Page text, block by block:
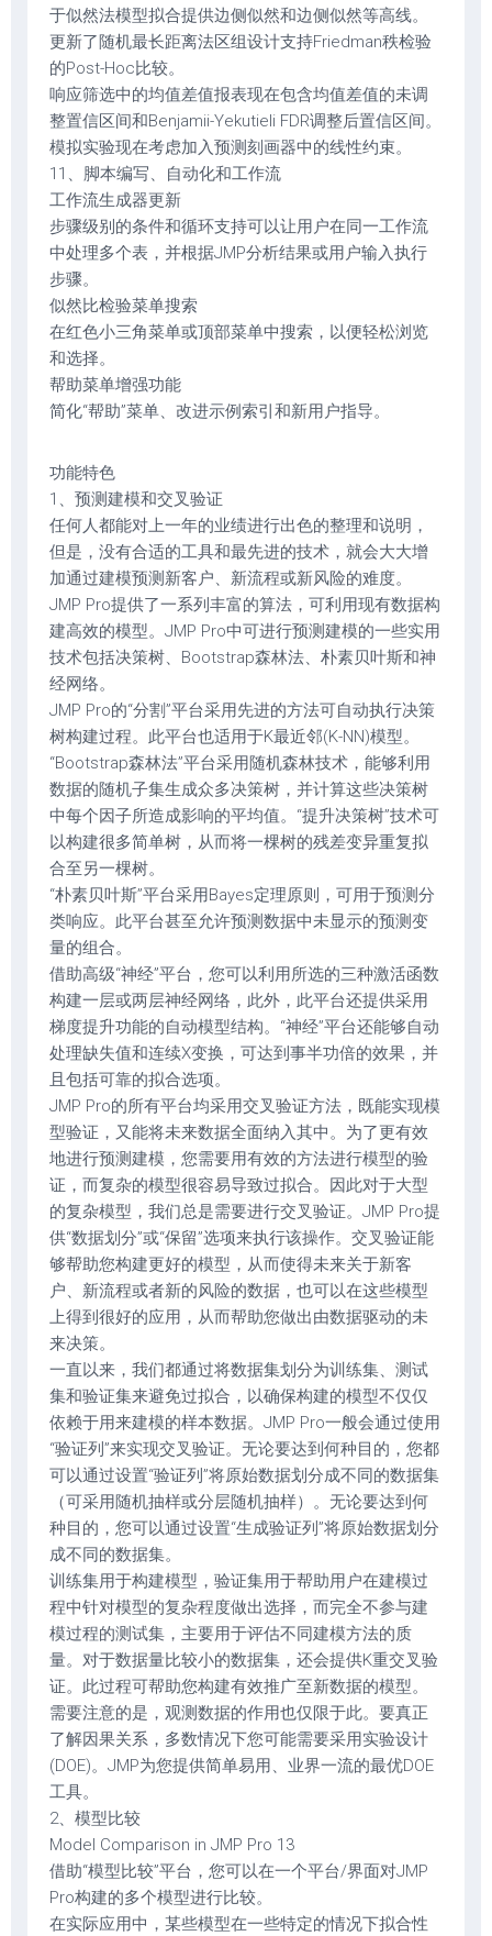
于似然法模型拟合提供边侧似然和边侧似然等高线。
更新了随机最长距离法区组设计支持Friedman秩检验
的Post-Hoc比较。
响应筛选中的均值差值报表现在包含均值差值的未调
整置信区间和Benjamii-Yekutieli FDR调整后置信区间。
模拟实验现在考虑加入预测刻画器中的线性约束。
11、脚本编写、自动化和工作流
工作流生成器更新
步骤级别的条件和循环支持可以让用户在同一工作流
中处理多个表，并根据JMP分析结果或用户输入执行
步骤。
似然比检验菜单搜索
在红色小三角菜单或顶部菜单中搜索，以便轻松浏览
和选择。
帮助菜单增强功能
简化“帮助”菜单、改进示例索引和新用户指导。
功能特色
1、预测建模和交叉验证
任何人都能对上一年的业绩进行出色的整理和说明，
但是，没有合适的工具和最先进的技术，就会大大增
加通过建模预测新客户、新流程或新风险的难度。
JMP Pro提供了一系列丰富的算法，可利用现有数据构
建高效的模型。JMP Pro中可进行预测建模的一些实用
技术包括决策树、Bootstrap森林法、朴素贝叶斯和神
经网络。
JMP Pro的“分割”平台采用先进的方法可自动执行决策
树构建过程。此平台也适用于K最近邻(K-NN)模型。
“Bootstrap森林法”平台采用随机森林技术，能够利用
数据的随机子集生成众多决策树，并计算这些决策树
中每个因子所造成影响的平均值。“提升决策树”技术可
以构建很多简单树，从而将一棵树的残差变异重复拟
合至另一棵树。
“朴素贝叶斯”平台采用Bayes定理原则，可用于预测分
类响应。此平台甚至允许预测数据中未显示的预测变
量的组合。
借助高级“神经”平台，您可以利用所选的三种激活函数
构建一层或两层神经网络，此外，此平台还提供采用
梯度提升功能的自动模型结构。“神经”平台还能够自动
处理缺失值和连续X变换，可达到事半功倍的效果，并
且包括可靠的拟合选项。
JMP Pro的所有平台均采用交叉验证方法，既能实现模
型验证，又能将未来数据全面纳入其中。为了更有效
地进行预测建模，您需要用有效的方法进行模型的验
证，而复杂的模型很容易导致过拟合。因此对于大型
的复杂模型，我们总是需要进行交叉验证。JMP Pro提
供“数据划分”或“保留”选项来执行该操作。交叉验证能
够帮助您构建更好的模型，从而使得未来关于新客
户、新流程或者新的风险的数据，也可以在这些模型
上得到很好的应用，从而帮助您做出由数据驱动的未
来决策。
一直以来，我们都通过将数据集划分为训练集、测试
集和验证集来避免过拟合，以确保构建的模型不仅仅
依赖于用来建模的样本数据。JMP Pro一般会通过使用
“验证列”来实现交叉验证。无论要达到何种目的，您都
可以通过设置“验证列”将原始数据划分成不同的数据集
（可采用随机抽样或分层随机抽样）。无论要达到何
种目的，您可以通过设置“生成验证列”将原始数据划分
成不同的数据集。
训练集用于构建模型，验证集用于帮助用户在建模过
程中针对模型的复杂程度做出选择，而完全不参与建
模过程的测试集，主要用于评估不同建模方法的质
量。对于数据量比较小的数据集，还会提供K重交叉验
证。此过程可帮助您构建有效推广至新数据的模型。
需要注意的是，观测数据的作用也仅限于此。要真正
了解因果关系，多数情况下您可能需要采用实验设计
(DOE)。JMP为您提供简单易用、业界一流的最优DOE
工具。
2、模型比较
Model Comparison in JMP Pro 13
借助“模型比较”平台，您可以在一个平台/界面对JMP
Pro构建的多个模型进行比较。
在实际应用中，某些模型在一些特定的情况下拟合性